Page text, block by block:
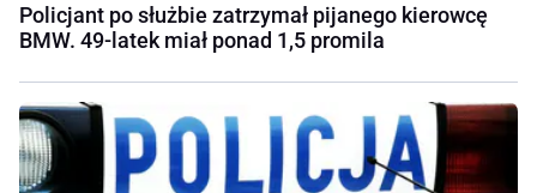
Policjant po służbie zatrzymał pijanego kierowcę
BMW. 49-latek miał ponad 1,5 promila